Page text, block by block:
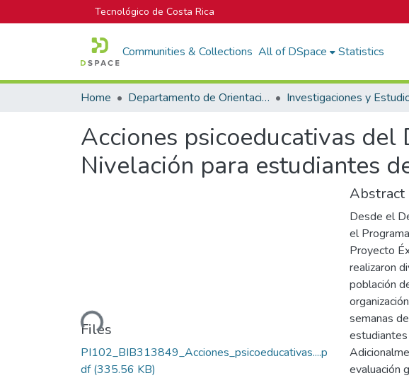
Tecnológico de Costa Rica
Communities & Collections All of DSpace Statistics
Home Departamento de Orientación y Psicología
Acciones psicoeducativas del
Nivelación para estudiantes
Loading...
Files
PI102_BIB313849_Acciones_psicoeducativas....p
df(335.56 KB)
Abstract
Desde el
el
Proyecto
realizaron
población
semanas
evaluación